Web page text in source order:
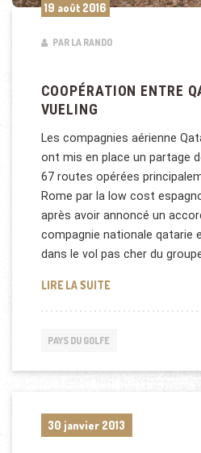
19 août 2016
PAR LA RANDO
COOPÉRATION ENTRE
VUELING
Les compagnies aérienne
ont mis en place un partage
67 routes opérées
Rome par la low cost
après avoir annoncé un
compagnie nationale qatarie
dans le vol pas cher du groupe
LIRE LA SUITECOOPÉRATION
PAYS DU GOLFE
30 janvier 2013